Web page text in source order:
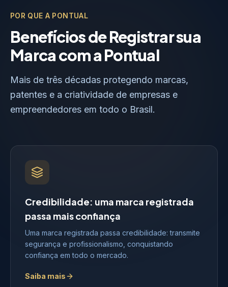
POR QUE A PONTUAL
Benefícios de Registrar sua
Marca com a Pontual
Mais de três décadas protegendo marcas,
patentes e a criatividade de empresas e
empreendedores em todo o Brasil.
Credibilidade: uma marca registrada
passa mais confiança
Uma marca registrada passa credibilidade: transmite
segurança e profissionalismo, conquistando
confiança em todo o mercado.
Saiba mais